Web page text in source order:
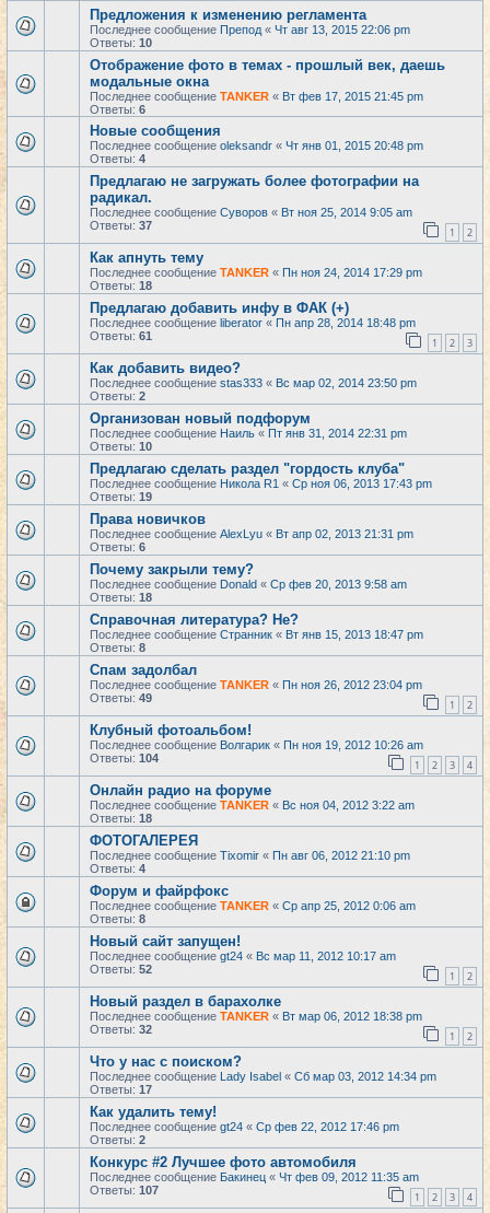
Предложения к изменению регламента
Последнее сообщение Препод « Чт авг 13, 2015 22:06 pm
Ответы: 10
Отображение фото в темах - прошлый век, даешь
модальные окна
Последнее сообщение TANKER « Вт фев 17, 2015 21:45 pm
Ответы: 6
Новые сообщения
Последнее сообщение oleksandr « Чт янв 01, 2015 20:48 pm
Ответы: 4
Предлагаю не загружать более фотографии на
радикал.
Последнее сообщение Суворов « Вт ноя 25, 2014 9:05 am
Ответы: 37 1 2
Как апнуть тему
Последнее сообщение TANKER « Пн ноя 24, 2014 17:29 pm
Ответы: 18
Предлагаю добавить инфу в ФАК (+)
Последнее сообщение liberator « Пн апр 28, 2014 18:48 pm
Ответы: 61 1 2 3
Как добавить видео?
Последнее сообщение stas333 « Вс мар 02, 2014 23:50 pm
Ответы: 2
Организован новый подфорум
Последнее сообщение Наиль « Пт янв 31, 2014 22:31 pm
Ответы: 10
Предлагаю сделать раздел "гордость клуба"
Последнее сообщение Никола R1 « Ср ноя 06, 2013 17:43 pm
Ответы: 19
Права новичков
Последнее сообщение AlexLyu « Вт апр 02, 2013 21:31 pm
Ответы: 6
Почему закрыли тему?
Последнее сообщение Donald « Ср фев 20, 2013 9:58 am
Ответы: 18
Справочная литература? Не?
Последнее сообщение Странник « Вт янв 15, 2013 18:47 pm
Ответы: 8
Спам задолбал
Последнее сообщение TANKER « Пн ноя 26, 2012 23:04 pm
Ответы: 49 1 2
Клубный фотоальбом!
Последнее сообщение Волгарик « Пн ноя 19, 2012 10:26 am
Ответы: 104 1 2 3 4
Онлайн радио на форуме
Последнее сообщение TANKER « Вс ноя 04, 2012 3:22 am
Ответы: 18
ФОТОГАЛЕРЕЯ
Последнее сообщение Tixomir « Пн авг 06, 2012 21:10 pm
Ответы: 4
Форум и файрфокс
Последнее сообщение TANKER « Ср апр 25, 2012 0:06 am
Ответы: 8
Новый сайт запущен!
Последнее сообщение gt24 « Вс мар 11, 2012 10:17 am
Ответы: 52 1 2
Новый раздел в барахолке
Последнее сообщение TANKER « Вт мар 06, 2012 18:38 pm
Ответы: 32 1 2
Что у нас с поиском?
Последнее сообщение Lady Isabel « Сб мар 03, 2012 14:34 pm
Ответы: 17
Как удалить тему!
Последнее сообщение gt24 « Ср фев 22, 2012 17:46 pm
Ответы: 2
Конкурс #2 Лучшее фото автомобиля
Последнее сообщение Бакинец « Чт фев 09, 2012 11:35 am
Ответы: 107 1 2 3 4